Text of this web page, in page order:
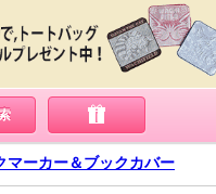
マーカー＆ブックカバー